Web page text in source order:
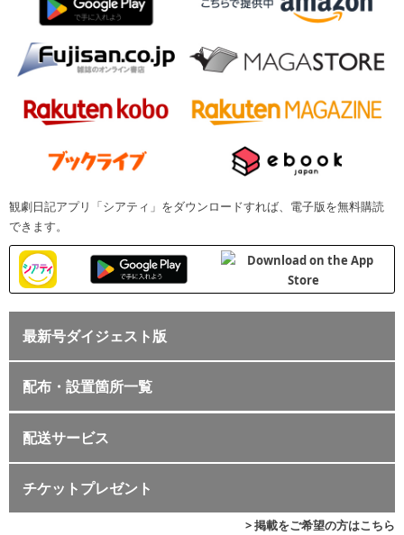
観劇日記アプリ「シアティ」をダウンロードすれば、電子版を無料購読
できます。
最新号ダイジェスト版
配布・設置箇所一覧
配送サービス
チケットプレゼント
> 掲載をご希望の方はこちら